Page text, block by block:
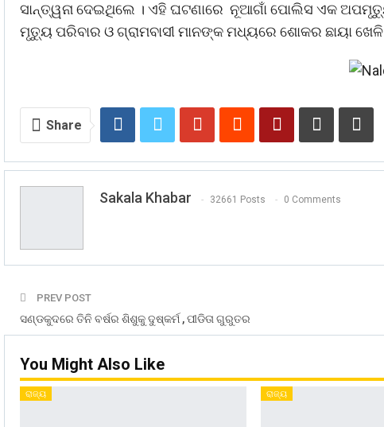
ସାନ୍ତ୍ୱନା ଦେଇଥିଲେ । ଏହି ଘଟଣାରେ ନୂଆଗାଁ ପୋଲିସ ଏକ
ମୃତ୍ୟୁ ପରିବାର ଓ ଗ୍ରାମବାସୀ ମାନଙ୍କ ମଧ୍ୟରେ ଶୋକର ଛାୟା ଖେଳି
Share
Sakala Khabar 32661 Posts 0 Comments
PREV POST
ସଣ୍ଡକୁଦରେ ତିନି ବର୍ଷର ଶିଶୁକୁ ଦୁଷ୍କର୍ମ , ପୀଡିତା ଗୁରୁତର
You Might Also Like
ରାଜ୍ୟ ରାଜ୍ୟ